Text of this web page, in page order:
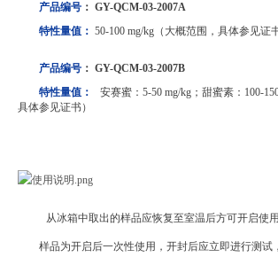
产品编号 ： GY-QCM-03-2007A
特性量值： 50-100 mg/kg （大概范围，具体参见证
产品编号 ： GY-QCM-03-2007B
特性量值：
安赛蜜：5-50 mg/kg；甜蜜素：100-
具体参见证书）
从冰箱中取出的样品应恢复至室温后方可开启使
样品为开启后一次性使用，开封后应立即进行测